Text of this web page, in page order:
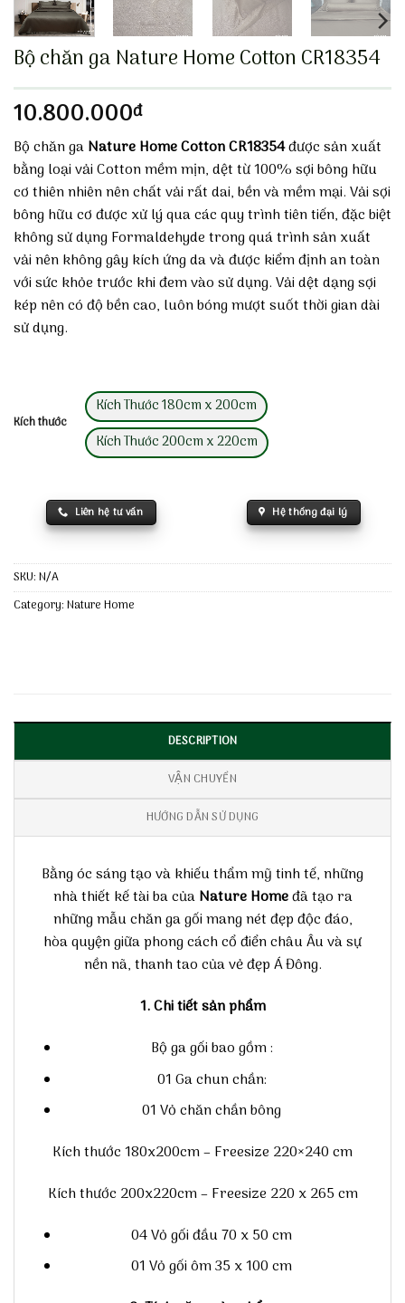
Bộ chăn ga Nature Home Cotton CR18354
10.800.000đ
Bộ chăn gaNature Home Cotton CR18354được sản xuất
bằng loại vải Cotton mềm mịn, dệt từ 100% sợi bông hữu
cơ thiên nhiên nên chất vải rất dai, bền và mềm mại. Vải sợi
bông hữu cơ được xử lý qua các quy trình tiên tiến, đặc biệt
không sử dụng Formaldehyde trong quá trình sản xuất
vải nên không gây kích ứng da và được kiểm định an toàn
với sức khỏe trước khi đem vào sử dụng. Vải dệt dạng sợi
kép nên có độ bền cao, luôn bóng mượt suốt thời gian dài
sử dụng.
Kích thước
Kích Thước 180cm x 200cm
Kích Thước 200cm x 220cm
Liên hệ tư vấn Hệ thống đại lý
SKU:N/A
Category:Nature Home
DESCRIPTION
VẬN CHUYỂN
HƯỚNG DẪN SỬ DỤNG
Bằng óc sáng tạo và khiếu thẩm mỹ tinh tế, những
nhà thiết kế tài ba củaNature Homeđã tạo ra
những mẫu chăn ga gối mang nét đẹp độc đáo,
hòa quyện giữa phong cách cổ điển châu Âu và sự
nền nã, thanh tao của vẻ đẹp Á Đông.
1. Chi tiết sản phẩm
Bộ ga gối bao gồm :
01 Ga chun chần:
01 Vỏ chăn chần bông
Kích thước 180x200cm – Freesize 220×240 cm
Kích thước 200x220cm – Freesize 220 x 265 cm
04 Vỏ gối đầu 70 x 50 cm
01 Vỏ gối ôm 35 x 100 cm